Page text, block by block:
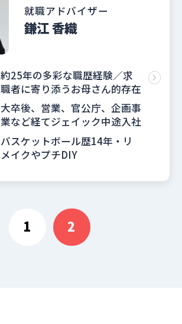
就職アドバイザー
鎌江 香織
約25年の多彩な職歴経験／求
職者に寄り添うお母さん的存在
大卒後、営業、官公庁、企画事
業など経てジェイック中途入社
バスケットボール歴14年・リ
メイクやプチDIY
稿
の
1 2